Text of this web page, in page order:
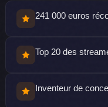
241 000 euros
Top 20 des
Inventeur de